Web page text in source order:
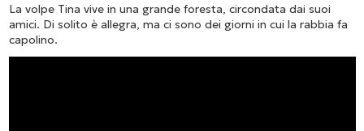
La volpe Tina vive in una grande foresta, circondata dai suoi
amici. Di solito è allegra, ma ci sono dei giorni in cui la rabbia fa
capolino.